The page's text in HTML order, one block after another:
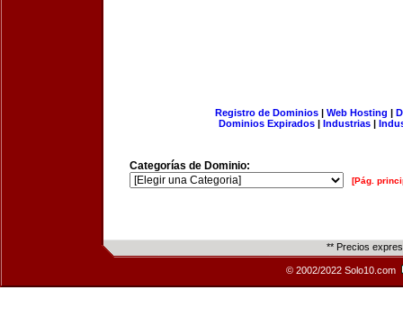
Registro de Dominios| Web Hosting |
Dominios Expirados | Industrias |
Categorías de Dominio:
[Pág.
** Precios
© 2002/2022 Solo10.com